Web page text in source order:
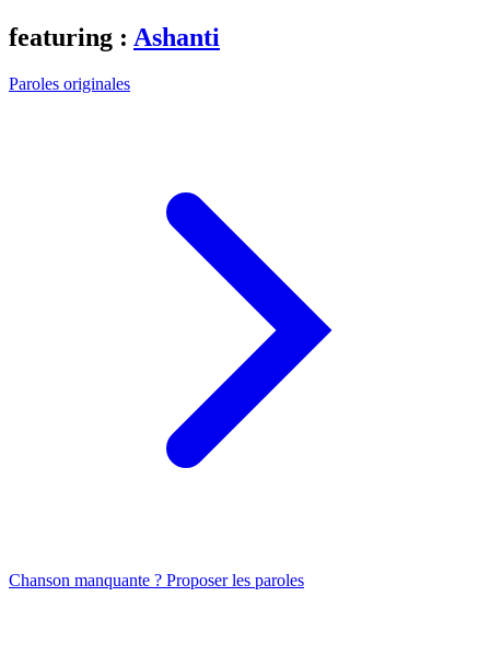
featuring : Ashanti
Paroles originales
Chanson manquante ? Proposer les paroles